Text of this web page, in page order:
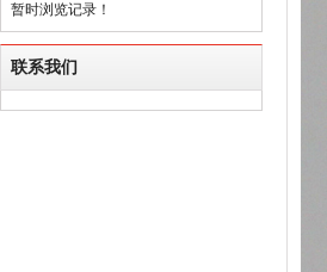
暂时浏览记录！
联系我们